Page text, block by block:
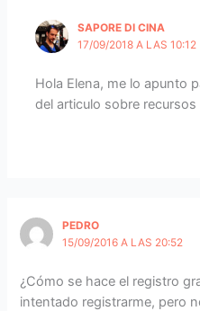
SAPORE DI CINA
17/09/2018 A LAS 10:12
Hola Elena, me lo apunto
del articulo sobre
PEDRO
15/09/2016 A LAS 20:52
¿Cómo se hace el registro
intentado registrarme, pero